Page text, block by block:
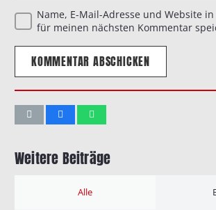
Name, E-Mail-Adresse und Website
für meinen nächsten Kommentar
KOMMENTAR ABSCHICKEN
Weitere Beiträge
Alle